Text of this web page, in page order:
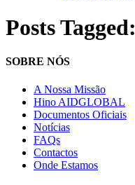
Posts Tagged:
SOBRE NÓS
A Nossa Missão
Hino AIDGLOBAL
Documentos Oficiais
Notícias
FAQs
Contactos
Onde Estamos